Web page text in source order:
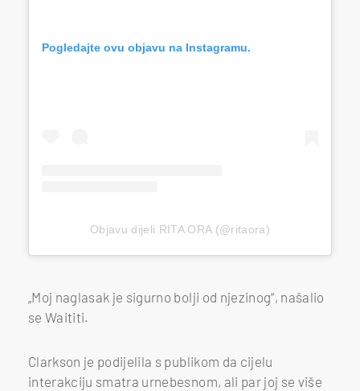
Pogledajte ovu objavu na Instagramu.
Objavu dijeli RITA ORA (@ritaora)
„Moj naglasak je sigurno bolji od njezinog“, našalio
se Waititi.
Clarkson je podijelila s publikom da cijelu
interakciju smatra urnebesnom, ali par joj se više